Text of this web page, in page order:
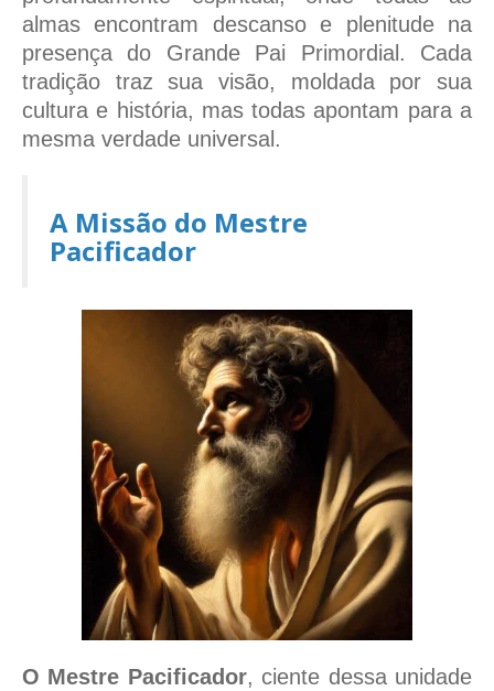
almas encontram descanso e plenitude na
presença do Grande Pai Primordial. Cada
tradição traz sua visão, moldada por sua
cultura e história, mas todas apontam para a
mesma verdade universal.
A Missão do Mestre
Pacificador
O Mestre Pacificador, ciente dessa unidade